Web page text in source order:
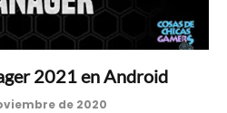
2021 en Android
de 2020